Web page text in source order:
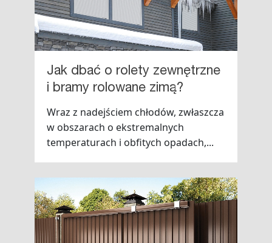
Jak dbać o rolety zewnętrzne
i bramy rolowane zimą?
Wraz z nadejściem chłodów, zwłaszcza
w obszarach o ekstremalnych
temperaturach i obfitych opadach,...